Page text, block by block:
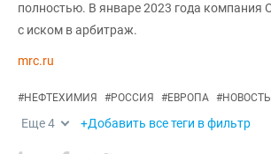
полностью. В январе 2023 года компания
с иском в арбитраж.
mrc.ru
#НЕФТЕХИМИЯ #РОССИЯ #ЕВРОПА #НОВОСТЬ
Еще4 +Добавить все теги в фильтр